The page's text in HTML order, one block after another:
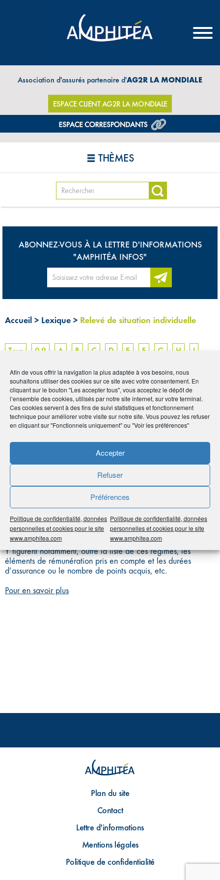
Afin de vous offrir la navigation la plus adaptée à vos besoins, nous
souhaitons utiliser des cookies sur ce site avec votre consentement. En
cliquant sur le bouton "Les accepter tous", vous acceptez le dépôt de
l’ensemble des cookies, utilisés par notre site internet, sur votre terminal.
Ces cookies servent à des fins de suivi statistiques et fonctionnement
technique pour améliorer votre visite sur notre site. Vous pouvez les refuser
en cliquant sur "Fonctionnels uniquement" ou "Voir les préférences"
Accepter
Refuser
Préférences
Politique de confidentialité, données
personnelles et cookies pour le site
www.amphitea.com
Politique de confidentialité, données
personnelles et cookies pour le site
www.amphitea.com
Association d'assurés partenaire d'AG2R LA MONDIALE
ESPACE CLIENT AG2R LA MONDIALE
THÈMES
ABONNEZ-VOUS À LA LETTRE D'INFORMATIONS
"AMPHITÉA INFOS"
Accueil > Lexique > Relevé de situation individuelle
Tous 0-9 A B C D E F G H
I
J
K L M N O P Q R S T
V
W X Y Z
RELEVÉ DE
SITUATION
INDIVIDUELLE
dont le destinataire dépend de calculer précisément ses
droits.
Y figurent notamment, outre la liste de ces régimes, les
éléments de rémunération pris en compte et les durées
d’assurance ou le nombre de points acquis, etc.
Pour en savoir plus
Plan du site
Contact
Lettre d'informations
Mentions légales
Politique de confidentialité